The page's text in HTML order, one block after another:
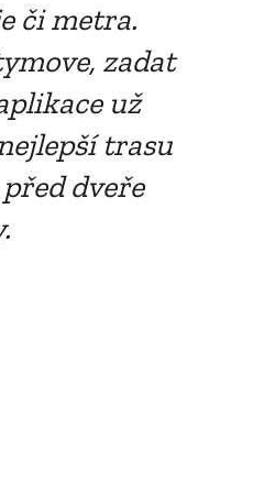
či metra.
zadat
už
trasu
dveře